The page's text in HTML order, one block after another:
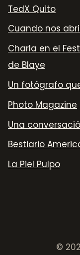
TedX Quito
Cuando nos
Charla en el
de Blaye
Un fotógrafo
Photo Magazine
Una
Bestiario
La Piel Pulpo
©